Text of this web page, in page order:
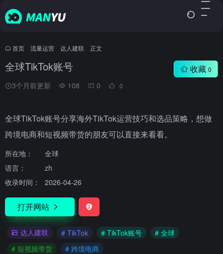
首页 流量运营 达人建联 正文
全球TikTok账号
3个月前更新 108 0 0
收藏 0
全球TikTok账号分享海外TikTok运营技巧和选品策略，想做
跨境电商和短视频带货的朋友可以直接来看看。
所在地：
全球
语言：
zh
收录时间：
2026-04-26
打开网站
达人建联 # TikTok # TikTok账号
# 全球
# 短视频带货
# 跨境电商